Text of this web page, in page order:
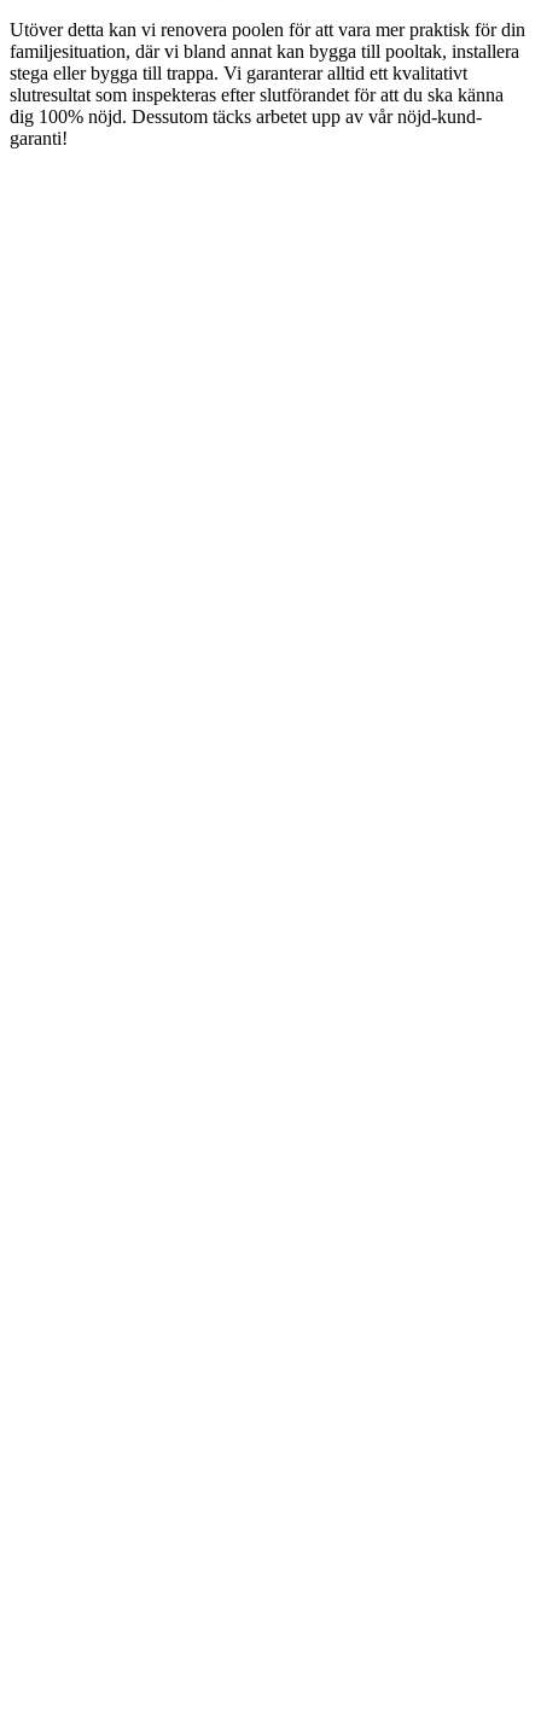
Utöver detta kan vi renovera poolen för att vara mer praktisk för din
familjesituation, där vi bland annat kan bygga till pooltak, installera
stega eller bygga till trappa. Vi garanterar alltid ett kvalitativt
slutresultat som inspekteras efter slutförandet för att du ska känna
dig 100% nöjd. Dessutom täcks arbetet upp av vår nöjd-kund-
garanti!